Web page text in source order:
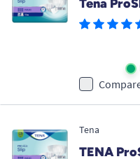
Tena
Tena
TENA